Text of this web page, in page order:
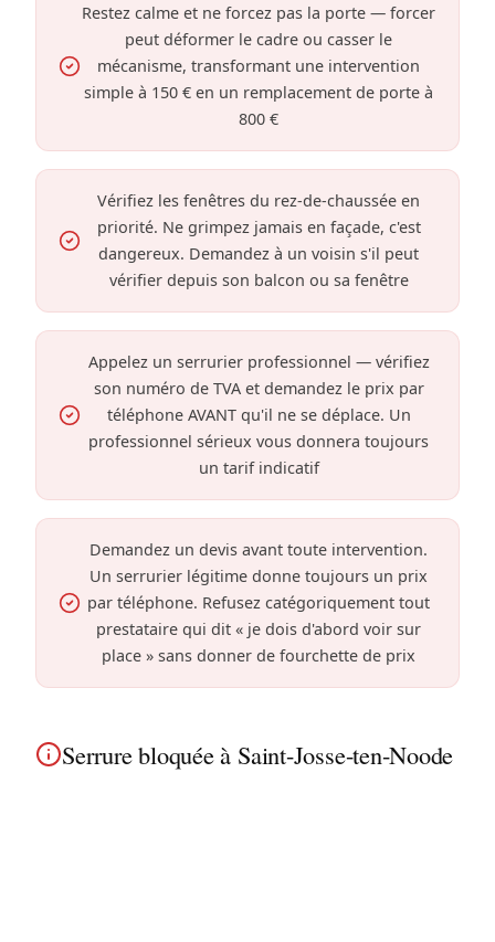
Restez calme et ne forcez pas la porte — forcer
peut déformer le cadre ou casser le
mécanisme, transformant une intervention
simple à 150 € en un remplacement de porte à
800 €
Vérifiez les fenêtres du rez-de-chaussée en
priorité. Ne grimpez jamais en façade, c'est
dangereux. Demandez à un voisin s'il peut
vérifier depuis son balcon ou sa fenêtre
Appelez un serrurier professionnel — vérifiez
son numéro de TVA et demandez le prix par
téléphone AVANT qu'il ne se déplace. Un
professionnel sérieux vous donnera toujours
un tarif indicatif
Demandez un devis avant toute intervention.
Un serrurier légitime donne toujours un prix
par téléphone. Refusez catégoriquement tout
prestataire qui dit « je dois d'abord voir sur
place » sans donner de fourchette de prix
Serrure bloquée à Saint-Josse-ten-Noode